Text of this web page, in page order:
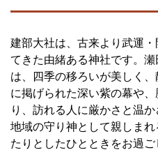
建部大社は、古来より武運
てきた由緒ある神社です。
は、四季の移ろいが美しく
に掲げられた深い紫の幕や
り、訪れる人に厳かさと温
地域の守り神として親しま
たりとしたひとときをお過ご